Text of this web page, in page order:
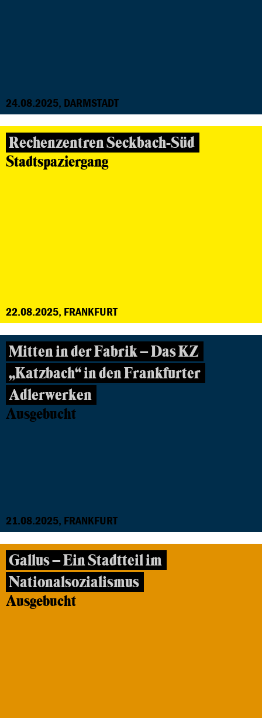
24.08.2025, DARMSTADT
Rechenzentren Seckbach-Süd
Stadtspaziergang
22.08.2025, FRANKFURT
Mitten in der Fabrik – Das KZ
„Katzbach“ in den Frankfurter
Adlerwerken
Ausgebucht
21.08.2025, FRANKFURT
Gallus – Ein Stadtteil im
Nationalsozialismus
Ausgebucht